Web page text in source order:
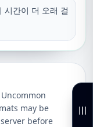
시간이 더 오래 걸
may be
before